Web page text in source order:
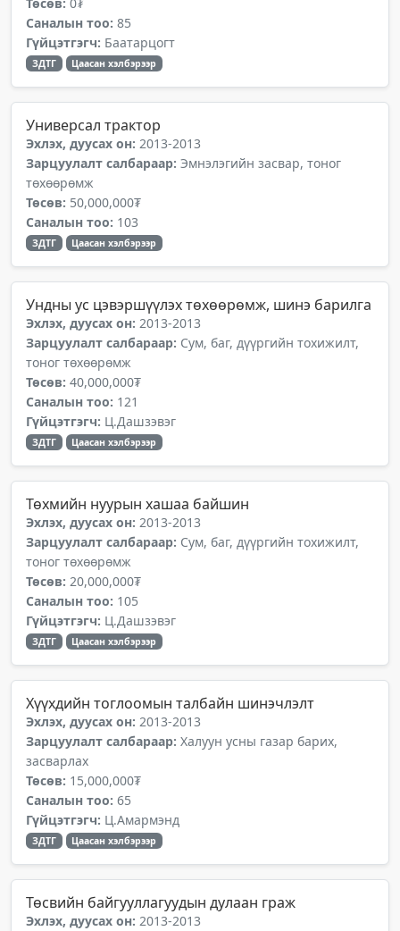
Саналын тоо: 85
Гүйцэтгэгч: Баатарцогт
ЗДТГ Цаасан хэлбэрээр
Универсал трактор
Эхлэх, дуусах он: 2013-2013
Зарцуулалт салбараар: Эмнэлэгийн засвар, тоног
төхөөрөмж
Төсөв: 50,000,000₮
Саналын тоо: 103
ЗДТГ Цаасан хэлбэрээр
Ундны ус цэвэршүүлэх төхөөрөмж, шинэ барилга
Эхлэх, дуусах он: 2013-2013
Зарцуулалт салбараар: Сум, баг, дүүргийн тохижилт,
тоног төхөөрөмж
Төсөв: 40,000,000₮
Саналын тоо: 121
Гүйцэтгэгч: Ц.Дашзэвэг
ЗДТГ Цаасан хэлбэрээр
Төхмийн нуурын хашаа байшин
Эхлэх, дуусах он: 2013-2013
Зарцуулалт салбараар: Сум, баг, дүүргийн тохижилт,
тоног төхөөрөмж
Төсөв: 20,000,000₮
Саналын тоо: 105
Гүйцэтгэгч: Ц.Дашзэвэг
ЗДТГ Цаасан хэлбэрээр
Хүүхдийн тоглоомын талбайн шинэчлэлт
Эхлэх, дуусах он: 2013-2013
Зарцуулалт салбараар: Халуун усны газар барих,
засварлах
Төсөв: 15,000,000₮
Саналын тоо: 65
Гүйцэтгэгч: Ц.Амармэнд
ЗДТГ Цаасан хэлбэрээр
Төсвийн байгууллагуудын дулаан граж
Эхлэх, дуусах он: 2013-2013